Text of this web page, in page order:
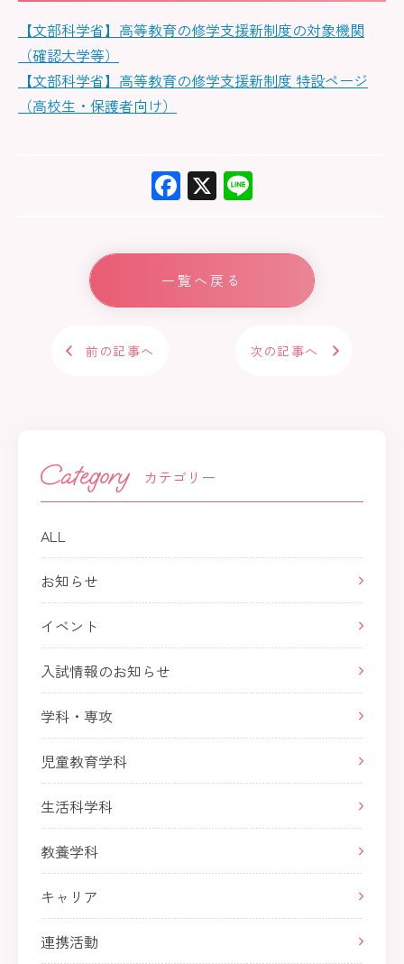
【文部科学省】高等教育の修学支援新制度の対象機関
（確認大学等）
【文部科学省】高等教育の修学支援新制度 特設ページ
（高校生・保護者向け）
F
e
b
o
X
一覧へ戻る
前の記事へ 次の記事へ
カテゴリー
ALL
お知らせ
イベント
入試情報のお知らせ
学科・専攻
児童教育学科
生活科学科
教養学科
キャリア
連携活動